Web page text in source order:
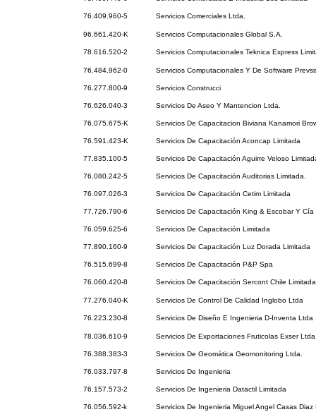
76.409.960-5 Servicios Comerciales Ltda.
96.661.420-K Servicios Computacionales Global S.A.
78.616.520-2 Servicios Computacionales Teknica Express
76.484.962-0 Servicios Computacionales Y De Software
76.277.800-9 Servicios Construcci
76.626.040-3 Servicios De Aseo Y Mantencion Ltda.
76.075.675-K Servicios De Capacitacion Biviana Kanamori
76.591.423-K Servicios De Capacitación Aconcap Limitada
77.835.100-5 Servicios De Capacitación Aguirre Veloso
76.080.242-5 Servicios De Capacitación Auditorias Limitada.
76.097.026-3 Servicios De Capacitación Cetim Limitada
77.726.790-6 Servicios De Capacitación King & Escobar Y Cía
76.059.625-6 Servicios De Capacitación Limitada
77.890.160-9 Servicios De Capacitación Luz Dorada Limitada
76.515.699-8 Servicios De Capacitación P&P Spa
76.060.420-8 Servicios De Capacitación Sercont Chile Limitada
77.276.040-K Servicios De Control De Calidad Inglobo Ltda
76.223.230-8 Servicios De Diseño E Ingenieria D-Inventa Ltda
78.036.610-9 Servicios De Exportaciones Fruticolas Exser
76.388.383-3 Servicios De Geomática Geomonitoring Ltda.
76.033.797-8 Servicios De Ingenieria
76.157.573-2 Servicios De Ingenieria Datactil Limitada
76.056.592-k Servicios De Ingenieria Miguel Angel Casas Diaz